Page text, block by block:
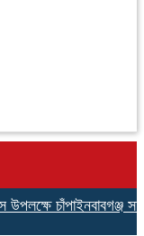
চাঁপাইনবাবগঞ্জ